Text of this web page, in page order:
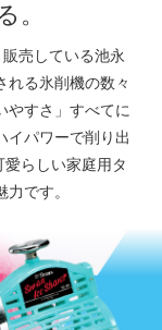
。
売している池永
れる氷削機の数々
やすさ」すべてに
イパワーで削り出
らしい家庭用タ
です。